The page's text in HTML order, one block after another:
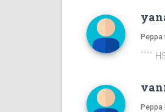
Peppa
````
Peppa